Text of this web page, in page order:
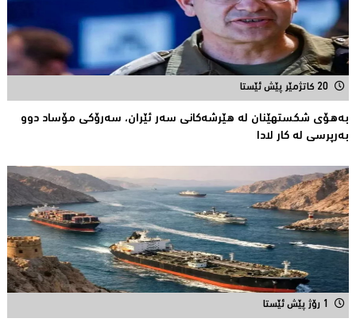
20 کاتژمێر پێش ئێستا
بەهۆى شکستهێنان لە هێرشەکانى سەر ئێران، سەرۆكی مۆساد دوو
بەرپرسی لە كار لادا
1 رۆژ پێش ئێستا